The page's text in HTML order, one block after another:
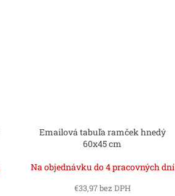
Emailová tabuľa ramček hnedý
60x45 cm
Na objednávku do 4 pracovných dní
€33,97 bez DPH